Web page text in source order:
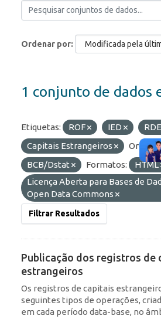
Ordenar por
1 conjunto de dados
Etiquetas: ROF IED
RDE
Capitais Estrangeiros
BCB/Dstat
Formatos: HTML
Licença Aberta para Bases de
Open Data Commons
Filtrar Resultados
Publicação dos registros de
estrangeiros
Os registros de capitais
seguintes tipos de operações,
em cada período data-base, no